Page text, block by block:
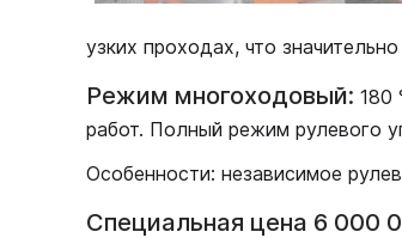
узких проходах, что
Режим многоходовый: 180
работ. Полный режим рулевого
Особенности: независимое
Специальная цена 6 000